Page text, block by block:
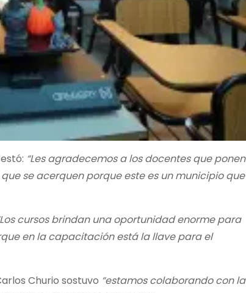
“Les agradecemos a los docentes que ponen
se acerquen porque este es un municipio que
cursos brindan una oportunidad enorme para
en la capacitación está la llave para el
Churio sostuvo “estamos colaborando con la